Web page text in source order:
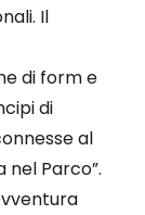
Il
di form e
di
al
Parco”.